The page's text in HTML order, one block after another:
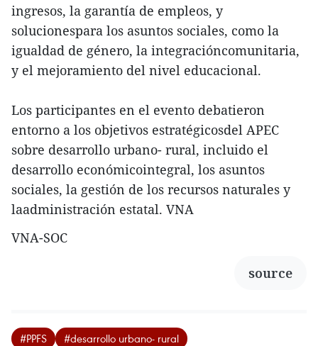
ingresos, la garantía de empleos, y
solucionespara los asuntos sociales, como la
igualdad de género, la integracióncomunitaria,
y el mejoramiento del nivel educacional.
Los participantes en el evento debatieron
entorno a los objetivos estratégicosdel APEC
sobre desarrollo urbano- rural, incluido el
desarrollo económicointegral, los asuntos
sociales, la gestión de los recursos naturales y
laadministración estatal. VNA
VNA-SOC
source
#PPFS
#desarrollo urbano- rural